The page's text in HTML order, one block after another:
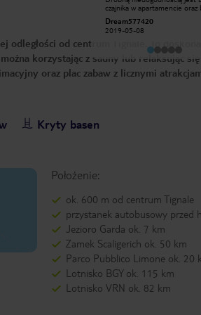
miasteczka Tignale.
wybór z trzech
dobre wino do kolacji.
do pokoju. Hotel
czajnika w apartamencie oraz
pościeli uwazam ze jest za
szczegolnie kiedy wyjezdza sie z
pokojach w dośc kiepskim
Jednak widok ktory mieliśmy z
balkonu rekompensuje te
niedogodności. Wrażenia
Dream577420
2019-05-08
od centrum Tignale. To
korzystając z sauny lub relaksując
oraz plac zabaw z licznymi
Kryty basen
Położenie:
ok. 600 m od centrum Tignale
przystanek autobusowy przed
Jezioro Garda ok. 7 km
Zamek Scaligerich ok. 50 km
Parco Pubblico Limone ok. 20
Lotnisko BGY ok. 115 km
Lotnisko VRN ok. 82 km